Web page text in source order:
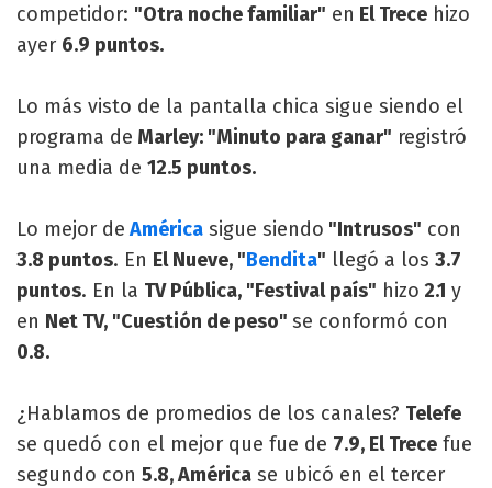
competidor: "Otra noche familiar" en El Trece hizo
ayer 6.9 puntos.
Lo más visto de la pantalla chica sigue siendo el
programa de Marley: "Minuto para ganar" registró
una media de 12.5 puntos.
Lo mejor de América sigue siendo "Intrusos" con
3.8 puntos. En El Nueve, "Bendita" llegó a los 3.7
puntos. En la TV Pública, "Festival país" hizo 2.1 y
en Net TV, "Cuestión de peso" se conformó con
0.8.
¿Hablamos de promedios de los canales? Telefe
se quedó con el mejor que fue de 7.9, El Trece fue
segundo con 5.8, América se ubicó en el tercer